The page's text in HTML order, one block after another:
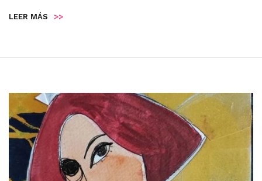
LEER MÁS >>